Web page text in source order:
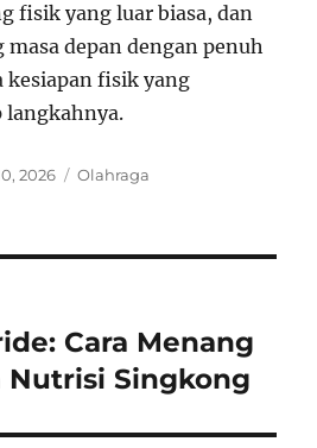
fisik yang luar biasa, dan
depan dengan penuh
fisik yang
langkahnya.
2026 Categories
Olahraga
Cara Menang
Nutrisi Singkong